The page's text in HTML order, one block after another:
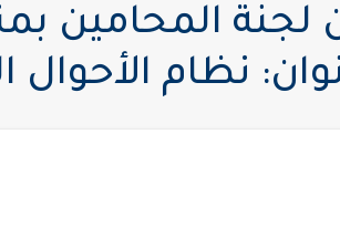
لجنة المحامين
نظام